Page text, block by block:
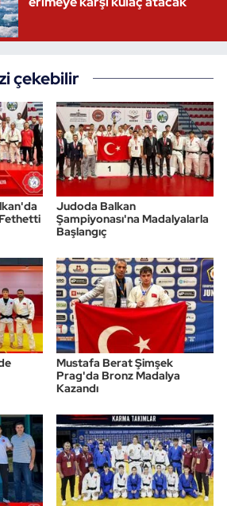
çekebilir
Judoda Balkan
Şampiyonası'na Madalyalarla
Başlangıç
Mustafa Berat Şimşek
Prag'da Bronz Madalya
Kazandı